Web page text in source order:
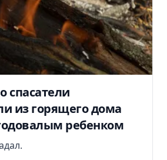
спасатели
из горящего дома
ребенком